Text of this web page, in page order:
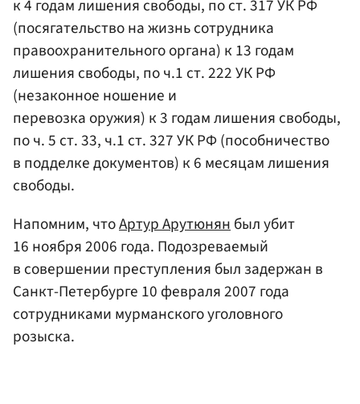
к 4 годам лишения свободы, по ст. 317 УК РФ
(посягательство на жизнь сотрудника
правоохранительного органа) к 13 годам
лишения свободы, по ч.1 ст. 222 УК РФ
(незаконное ношение и
перевозка оружия) к 3 годам лишения свободы,
по ч. 5 ст. 33, ч.1 ст. 327 УК РФ (пособничество
в подделке документов) к 6 месяцам лишения
свободы.
Напомним, чтоАртур Арутюнян был убит
16 ноября 2006 года. Подозреваемый
в совершении преступления был задержан в
Санкт-Петербурге 10 февраля 2007 года
сотрудниками мурманского уголовного
розыска.